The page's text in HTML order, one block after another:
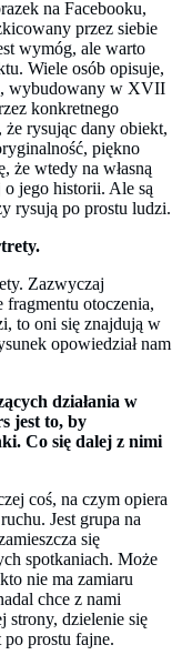
na Facebooku,
przez siebie
wymóg, ale warto
Wiele osób opisuje,
wybudowany w XVII
konkretnego
że rysując dany obiekt,
piękno
że wtedy na własną
jego historii. Ale są
rysują po prostu ludzi.
Zazwyczaj
otoczenia,
to oni się znajdują w
opowiedział nam
działania w
jest to, by
Co się dalej z nimi
coś, na czym opiera
Jest grupa na
się
spotkaniach. Może
nie ma zamiaru
chce z nami
strony, dzielenie się
po prostu fajne.